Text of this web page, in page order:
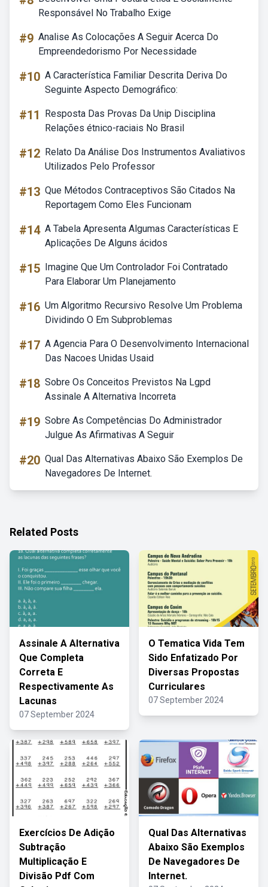
Responsável No Trabalho Exige
#9 Analise As Colocações A Seguir Acerca Do
Empreendedorismo Por Necessidade
#10 A Característica Familiar Descrita Deriva Do
Seguinte Aspecto Demográfico:
#11
Resposta Das Provas Da Unip Disciplina
Relações étnico-raciais No Brasil
#12 Relato Da Análise Dos Instrumentos Avaliativos
Utilizados Pelo Professor
#13 Que Métodos Contraceptivos São Citados Na
Reportagem Como Eles Funcionam
#14 A Tabela Apresenta Algumas Características E
Aplicações De Alguns ácidos
#15 Imagine Que Um Controlador Foi Contratado
Para Elaborar Um Planejamento
#16 Um Algoritmo Recursivo Resolve Um Problema
Dividindo O Em Subproblemas
#17 A Agencia Para O Desenvolvimento Internacional
Das Nacoes Unidas Usaid
#18 Sobre Os Conceitos Previstos Na Lgpd
Assinale A Alternativa Incorreta
#19 Sobre As Competências Do Administrador
Julgue As Afirmativas A Seguir
#20 Qual Das Alternativas Abaixo São Exemplos De
Navegadores De Internet.
Related Posts
Assinale A Alternativa
Que Completa
Correta E
Respectivamente As
Lacunas
07 September 2024
O Tematica Vida Tem
Sido Enfatizado Por
Diversas Propostas
Curriculares
07 September 2024
Exercícios De Adição
Subtração
Multiplicação E
Divisão Pdf Com
Qual Das Alternativas
Abaixo São Exemplos
De Navegadores De
Internet.